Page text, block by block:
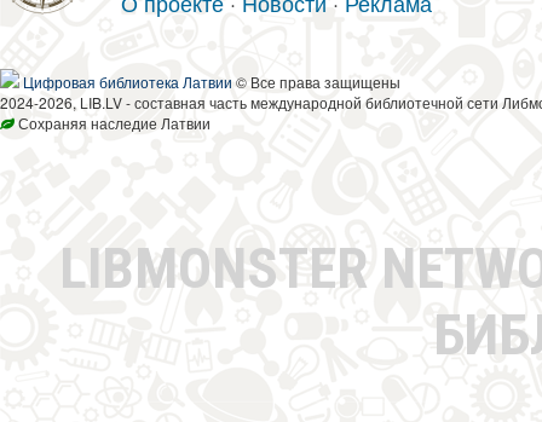
Цифровая библиотека Латвии © Все права защищены
2024-2026, LIB.LV - составная часть международной библиотечной сети
Сохраняя наследие Латвии
LIBMONSTER